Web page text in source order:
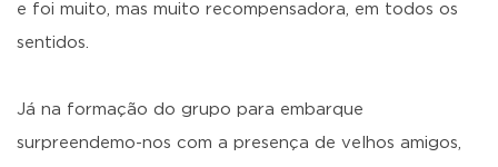
e foi muito, mas muito recompensadora, em todos os
sentidos.
Já na formação do grupo para embarque
surpreendemo-nos com a presença de velhos amigos,